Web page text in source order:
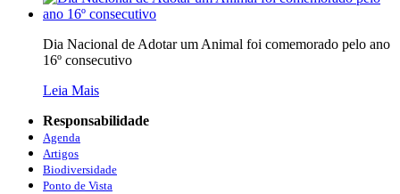
Dia Nacional de Adotar um Animal foi comemorado pelo ano
16º consecutivo
Leia Mais
Responsabilidade
Agenda
Artigos
Biodiversidade
Ponto de Vista